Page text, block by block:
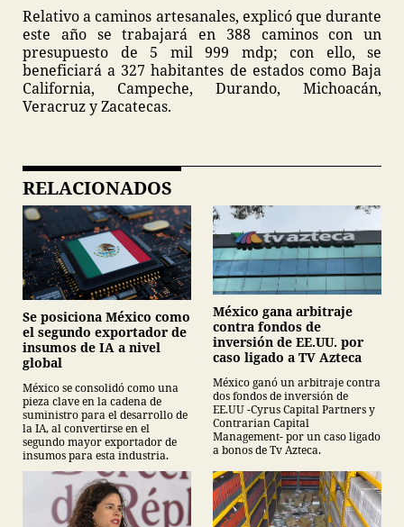
Relativo a caminos artesanales, explicó que durante
este año se trabajará en 388 caminos con un
presupuesto de 5 mil 999 mdp; con ello, se
beneficiará a 327 habitantes de estados como Baja
California, Campeche, Durando, Michoacán,
Veracruz y Zacatecas.
RELACIONADOS
Se posiciona México como
el segundo exportador de
insumos de IA a nivel
global
México se consolidó como una
pieza clave en la cadena de
suministro para el desarrollo de
la IA, al convertirse en el
segundo mayor exportador de
insumos para esta industria.
México gana arbitraje
contra fondos de
inversión de EE.UU. por
caso ligado a TV Azteca
México ganó un arbitraje contra
dos fondos de inversión de
EE.UU -Cyrus Capital Partners y
Contrarian Capital
Management- por un caso ligado
a bonos de Tv Azteca.